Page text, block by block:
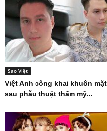
Sao Việt
Việt Anh công khai khuôn mặt
sau phẫu thuật thẩm mỹ...